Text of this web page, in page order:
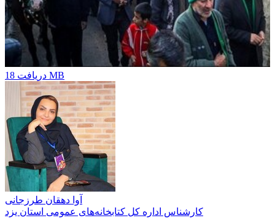
دریافت 18 MB
آوا دهقان طرزجانی
کارشناس اداره کل کتابخانه‌های عمومی استان یزد